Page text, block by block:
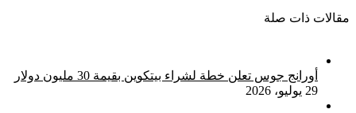
مقالات ذات صلة
أورانج جوس تعلن خطة لشراء بيتكوين بقيمة 30 مليون دولار
29 يوليو، 2026